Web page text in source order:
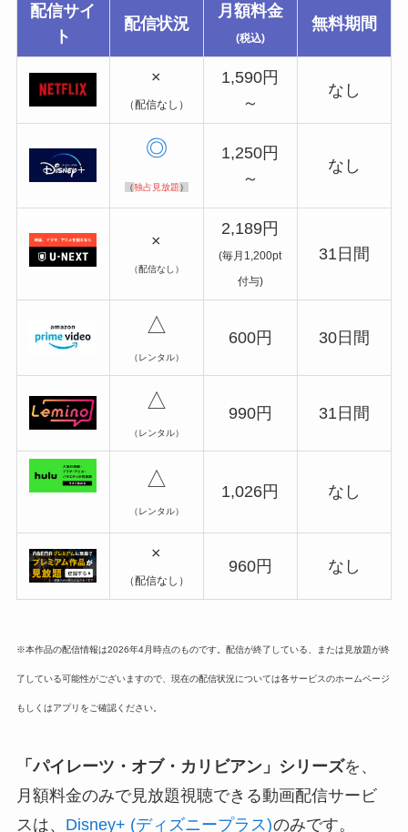
配信サイ
ト
配信状況
月額料金
(税込)
無料期間
×
（配信なし）
1,590円
～
なし
◎
（独占見放題）
1,250円
～
なし
×
（配信なし）
2,189円
(毎月1,200pt
付与)
31日間
△
（レンタル）
600円 30日間
△
（レンタル）
990円 31日間
△
（レンタル）
1,026円 なし
×
（配信なし）
960円 なし
※本作品の配信情報は2026年4月時点のものです。配信が終了している、または見放題が終
了している可能性がございますので、現在の配信状況については各サービスのホームページ
もしくはアプリをご確認ください。
「パイレーツ・オブ・ カリビアン」シリーズを、
月額料金のみで見放題視聴できる動画配信サービ
スは、 Disney+ (ディズニープラス)のみです。